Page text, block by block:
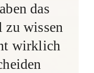
das
zu wissen
wirklich